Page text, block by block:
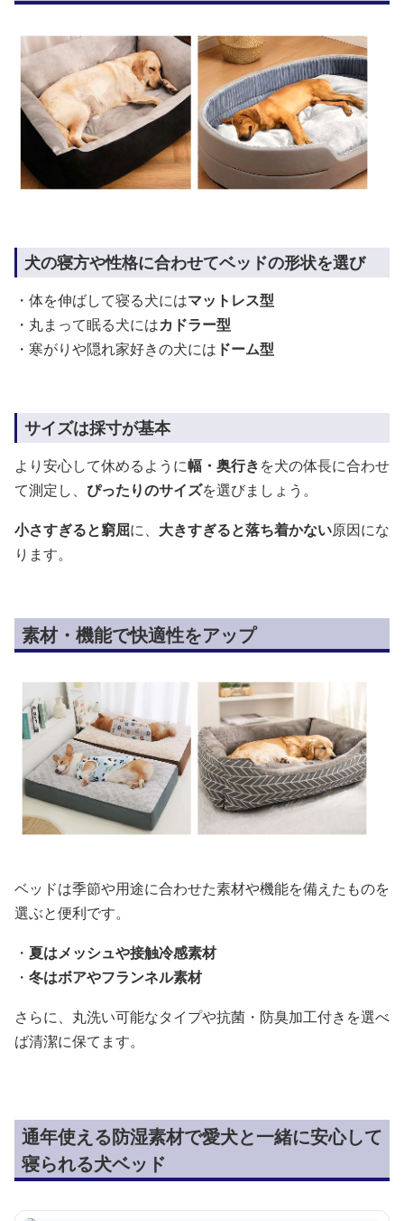
犬の寝方や性格に合わせてベッドの形状を選び
・体を伸ばして寝る犬にはマットレス型
・丸まって眠る犬にはカドラー型
・寒がりや隠れ家好きの犬には ドーム型
サイズは採寸が基本
より安心して休めるように幅・奥行きを犬の体長に合わせ
て測定し、 ぴったりのサイズを選びましょう。
小さすぎると窮屈に、 大きすぎると落ち着かない原因にな
ります。
素材・機能で快適性をアップ
ベッドは季節や用途に合わせた素材や機能を備えたものを
選ぶと便利です。
・ 夏はメッシュや接触冷感素材
・ 冬はボアやフランネル素材
さらに、丸洗い可能なタイプや抗菌・防臭加工付きを選べ
ば清潔に保てます。
通年使える防湿素材で愛犬と一緒に安心して
寝られる犬ベッド